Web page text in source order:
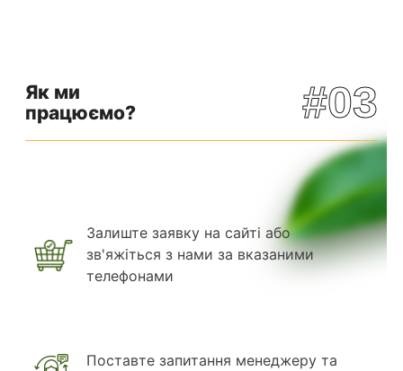
Як ми
працюємо?
#03
Залиште заявку на сайті або
зв'яжіться з нами за вказаними
телефонами
Поставте запитання менеджеру та